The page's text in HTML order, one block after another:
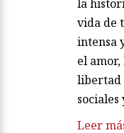
cae en
una
rosa
la
vida de
intensa
el amor,